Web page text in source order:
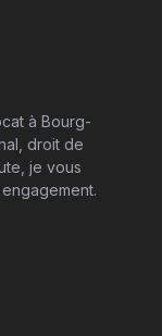
à Bourg-
droit de
je vous